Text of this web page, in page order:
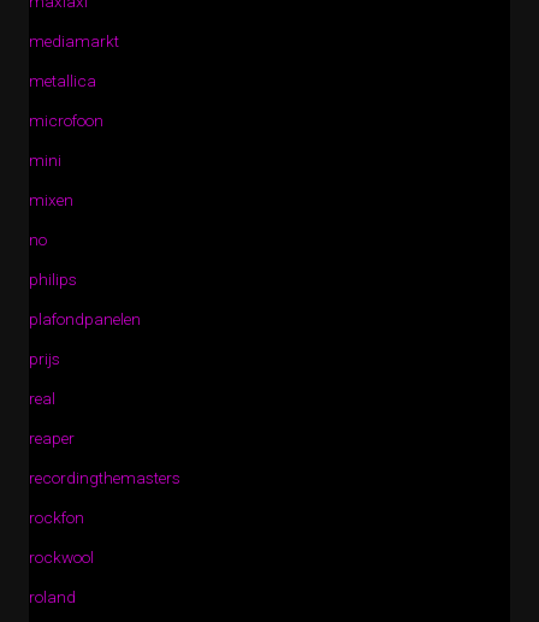
mediamarkt
metallica
microfoon
mini
mixen
no
philips
plafondpanelen
prijs
real
reaper
recordingthemasters
rockfon
rockwool
roland